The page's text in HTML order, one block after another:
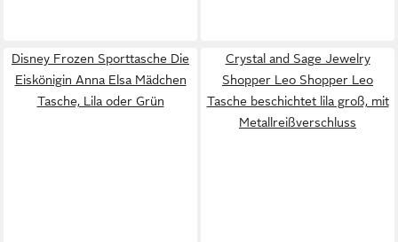
Disney Frozen Sporttasche Die
Eiskönigin Anna Elsa Mädchen
Tasche, Lila oder Grün
Crystal and Sage Jewelry
Shopper Leo Shopper Leo
Tasche beschichtet lila groß, mit
Metallreißverschluss